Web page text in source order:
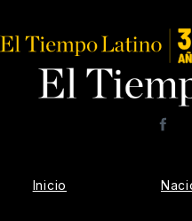
Inicio